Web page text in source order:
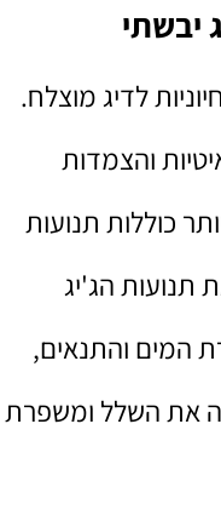
יבשתי
לדיג מוצלח.
והצמדות
כוללות תנועות
תנועות הג'יג
המים והתנאים,
את השלל ומשפרת